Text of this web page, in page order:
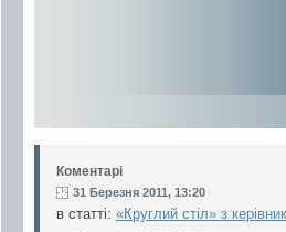
Коментарі
31 Березня 2011, 13:20
в статті: «Круглий стіл» з